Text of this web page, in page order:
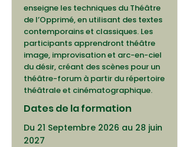
enseigne les techniques du Théâtre
de l’Opprimé, en utilisant des textes
contemporains et classiques. Les
participants apprendront théâtre
image, improvisation et arc-en-ciel
du désir, créant des scènes pour un
théâtre-forum à partir du répertoire
théâtrale et cinématographique.
Dates de la formation
Du 21 Septembre 2026 au 28 juin
2027